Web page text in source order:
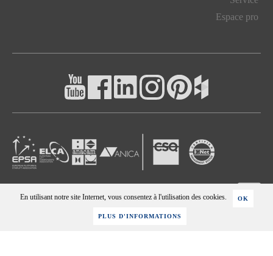
Espace pro
Politique de confidentialité-Données de l’entreprise
En utilisant notre site Internet, vous consentez à l'utilisation des cookies. OK
PLUS D'INFORMATIONS